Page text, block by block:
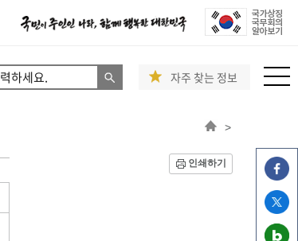
자주 찾는 정보
>
인쇄하기